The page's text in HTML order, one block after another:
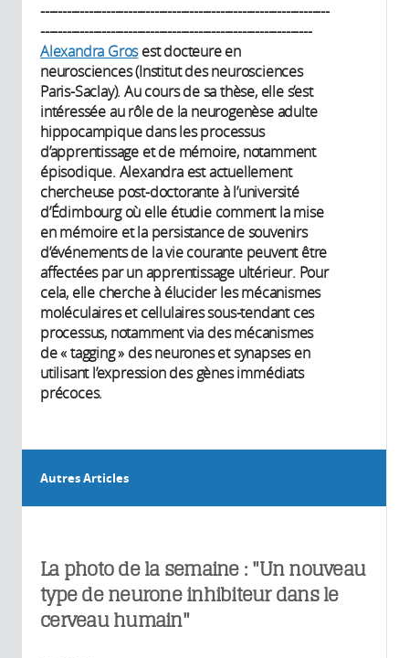
------------------------------------------------------------------
--------------------------------------------------------------
Alexandra Grosest docteure en
neurosciences (Institut des neurosciences
Paris-Saclay). Au cours de sa thèse, elle s’est
intéressée au rôle de la neurogenèse adulte
hippocampique dans les processus
d’apprentissage et de mémoire, notamment
épisodique. Alexandra est actuellement
chercheuse post-doctorante à l’université
d’Édimbourg où elle étudie comment la mise
en mémoire et la persistance de souvenirs
d’événements de la vie courante peuvent être
affectées par un apprentissage ultérieur. Pour
cela, elle cherche à élucider les mécanismes
moléculaires et cellulaires sous-tendant ces
processus, notamment via des mécanismes
de « tagging » des neurones et synapses en
utilisant l’expression des gènes immédiats
précoces.
Autres Articles
La photo de la semaine : "Un nouveau
type de neurone inhibiteur dans le
cerveau humain"